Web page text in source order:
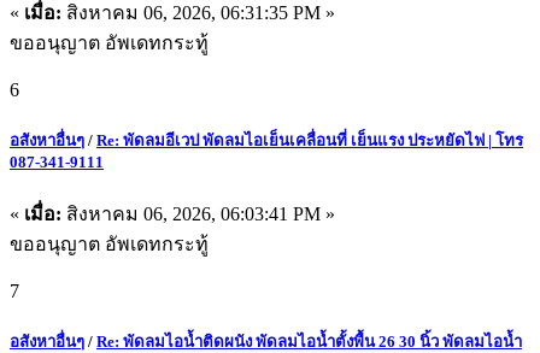
« เมื่อ: สิงหาคม 06, 2026, 06:31:35 PM »
ขออนุญาต อัพเดทกระทู้
6
อสังหาอื่นๆ / Re: พัดลมอีเวป พัดลมไอเย็นเคลื่อนที่ เย็นแรง ประหยัดไฟ | โทร
087-341-9111
« เมื่อ: สิงหาคม 06, 2026, 06:03:41 PM »
ขออนุญาต อัพเดทกระทู้
7
อสังหาอื่นๆ / Re: พัดลมไอน้ำติดผนัง พัดลมไอน้ำตั้งพื้น 26 30 นิ้ว พัดลมไอน้ำ